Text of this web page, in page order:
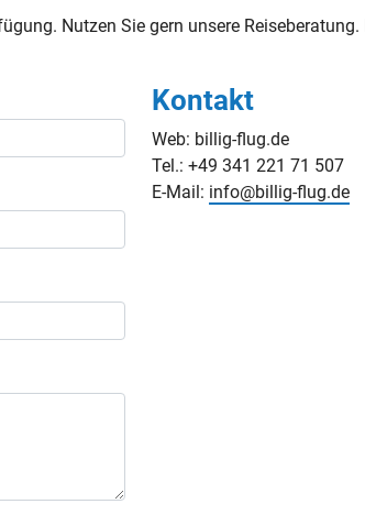
Nutzen Sie gern unsere Reiseberatung.
Kontakt
Web: billig-flug.de
Tel.: +49 341 221 71 507
E-Mail: info@billig-flug.de